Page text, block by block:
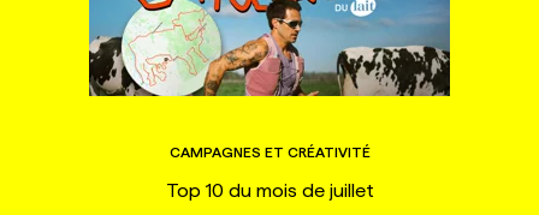
CAMPAGNES ET CRÉATIVITÉ
Top 10 du mois de juillet